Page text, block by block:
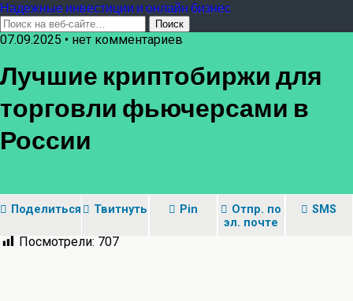
Надежные инвестиции и онлайн бизнес
07.09.2025 • нет комментариев
Лучшие криптобиржи для
торговли фьючерсами в
России
Поделиться Твитнуть Pin
Отпр. по
эл. почте
SMS
Посмотрели: 707